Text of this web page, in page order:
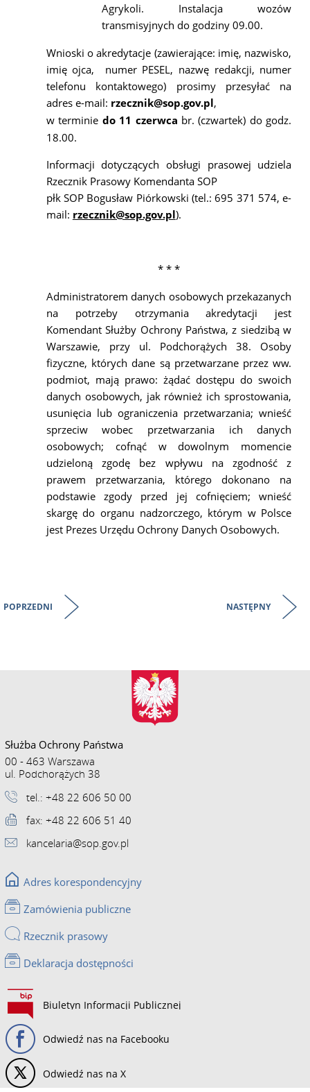
Agrykoli. Instalacja wozów
transmisyjnych do godziny 09.00.
Wnioski o akredytacje (zawierające: imię, nazwisko,
imię ojca, numer PESEL, nazwę redakcji, numer
telefonu kontaktowego) prosimy przesyłać na
adres e-mail: rzecznik@sop.gov.pl,
w terminie do 11 czerwca br. (czwartek) do godz.
18.00.
Informacji dotyczących obsługi prasowej udziela
Rzecznik Prasowy Komendanta SOP
płk SOP Bogusław Piórkowski (tel.: 695 371 574, e-
mail: rzecznik@sop.gov.pl).
* * *
Administratorem danych osobowych przekazanych
na potrzeby otrzymania akredytacji jest
Komendant Służby Ochrony Państwa, z siedzibą w
Warszawie, przy ul. Podchorążych 38. Osoby
fizyczne, których dane są przetwarzane przez ww.
podmiot, mają prawo: żądać dostępu do swoich
danych osobowych, jak również ich sprostowania,
usunięcia lub ograniczenia przetwarzania; wnieść
sprzeciw wobec przetwarzania ich danych
osobowych; cofnąć w dowolnym momencie
udzieloną zgodę bez wpływu na zgodność z
prawem przetwarzania, którego dokonano na
podstawie zgody przed jej cofnięciem; wnieść
skargę do organu nadzorczego, którym w Polsce
jest Prezes Urzędu Ochrony Danych Osobowych.
POPRZEDNI NASTĘPNY
Służba Ochrony Państwa
00 - 463 Warszawa
ul. Podchorążych 38
tel.: +48 22 606 50 00
fax: +48 22 606 51 40
kancelaria@sop.gov.pl
Adres korespondencyjny
Zamówienia publiczne
Rzecznik prasowy
Deklaracja dostępności
Biuletyn Informacji Publicznej
Odwiedź nas na Facebooku
Odwiedź nas na X